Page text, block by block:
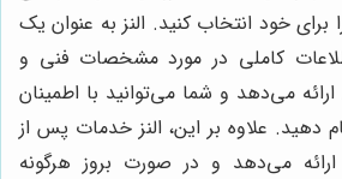
برای خود انتخاب کنید. النز به عنوان یک
کاملی در مورد مشخصات فنی و
می‌دهد و شما می‌توانید با اطمینان
دهید. علاوه بر این، النز خدمات پس از
می‌دهد و در صورت بروز هرگونه